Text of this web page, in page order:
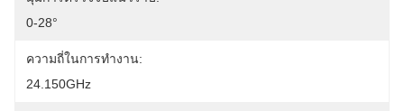
0-28°
ความถี่ในการทำงาน:
24.150GHz